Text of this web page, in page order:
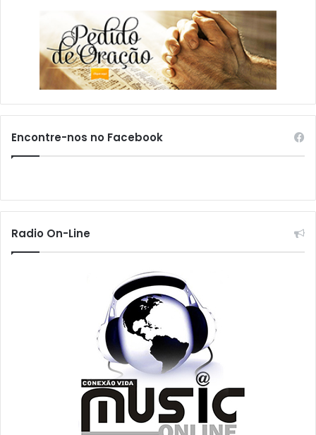
Encontre-nos no Facebook
Radio On-Line